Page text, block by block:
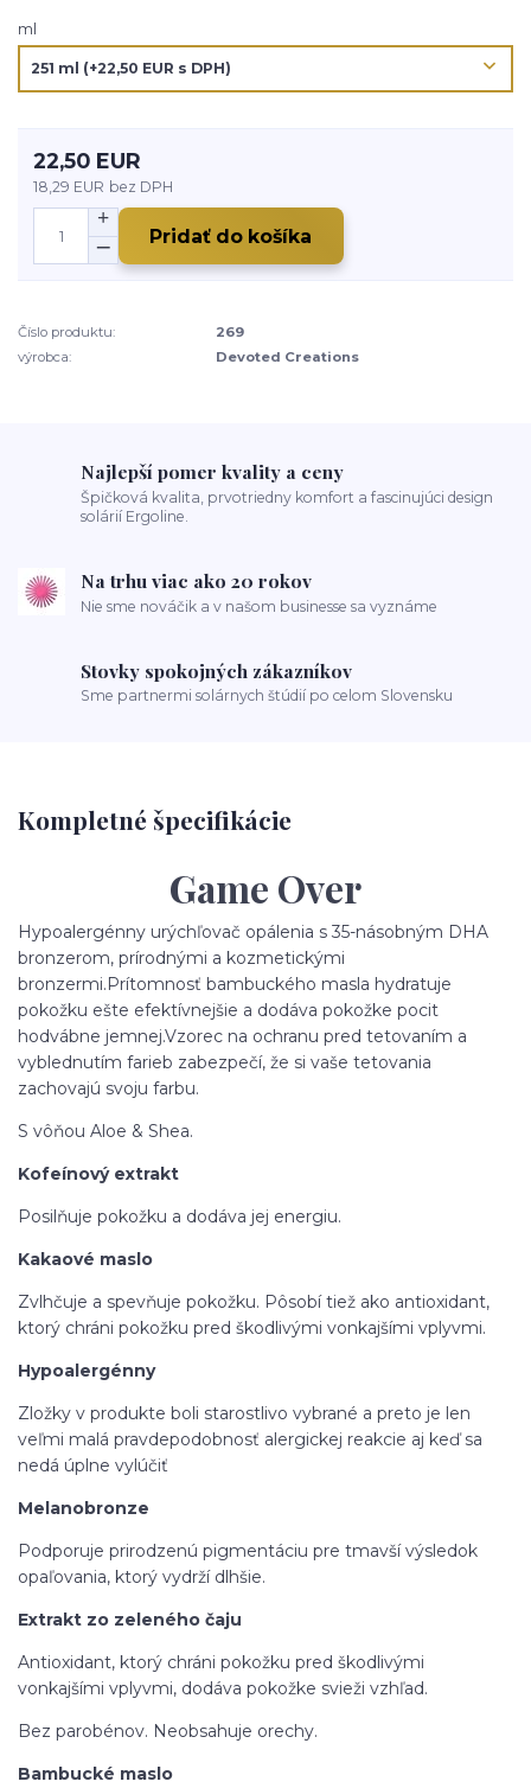
ml
22,50 EUR
18,29 EUR bez DPH
Pridať do košíka
Číslo produktu:
269
výrobca:
Devoted Creations
Najlepší pomer kvality a ceny
Špičková kvalita, prvotriedny komfort a fascinujúci design
solárií Ergoline.
Na trhu viac ako 20 rokov
Nie sme nováčik a v našom businesse sa vyznáme
Stovky spokojných zákazníkov
Sme partnermi solárnych štúdií po celom Slovensku
Kompletné špecifikácie
Game Over
Hypoalergénny urýchľovač opálenia s 35-násobným DHA
bronzerom, prírodnými a kozmetickými
bronzermi. Prítomnosť bambuckého masla hydratuje
pokožku ešte efektívnejšie a dodáva pokožke pocit
hodvábne jemnej.Vzorec na ochranu pred tetovaním a
vyblednutím farieb zabezpečí, že si vaše tetovania
zachovajú svoju farbu.
S vôňou Aloe & Shea.
Kofeínový extrakt
Posilňuje pokožku a dodáva jej energiu.
Kakaové maslo
Zvlhčuje a spevňuje pokožku. Pôsobí tiež ako antioxidant,
ktorý chráni pokožku pred škodlivými vonkajšími vplyvmi.
Hypoalergénny
Zložky v produkte boli starostlivo vybrané a preto je len
veľmi malá pravdepodobnosť alergickej reakcie aj keď sa
nedá úplne vylúčiť
Melanobronze
Podporuje prirodzenú pigmentáciu pre tmavší výsledok
opaľovania, ktorý vydrží dlhšie.
Extrakt zo zeleného čaju
Antioxidant, ktorý chráni pokožku pred škodlivými
vonkajšími vplyvmi, dodáva pokožke svieži vzhľad.
Bez parobénov. Neobsahuje orechy.
Bambucké maslo